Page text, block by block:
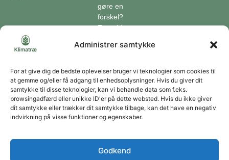
Administrer samtykke
For at give dig de bedste oplevelser bruger vi teknologier som cookies til
at gemme og/eller få adgang til enhedsoplysninger. Hvis du giver dit
samtykke til disse teknologier, kan vi behandle data som f.eks.
browsingadfærd eller unikke ID'er på dette websted. Hvis du ikke giver
dit samtykke eller trækker dit samtykke tilbage, kan det have en negativ
indvirkning på visse funktioner og egenskaber.
Godkend
gøre en
forskel?
En guide
Klimaordbogen
optager
træer
co2?
Forbliv forbundet